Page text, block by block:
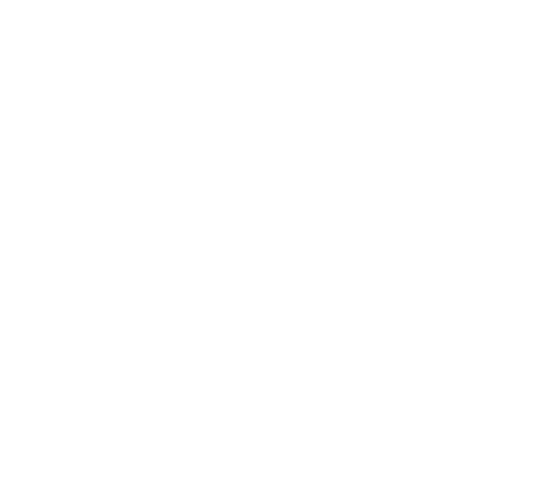
defecto cuando
su valor a la